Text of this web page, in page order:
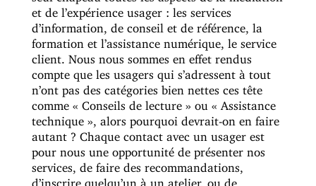
et de l’expérience usager : les services
d’information, de conseil et de référence, la
formation et l’assistance numérique, le service
client. Nous nous sommes en effet rendus
compte que les usagers qui s’adressent à tout
n’ont pas des catégories bien nettes ces tête
comme « Conseils de lecture » ou « Assistance
technique », alors pourquoi devrait-on en faire
autant ? Chaque contact avec un usager est
pour nous une opportunité de présenter nos
services, de faire des recommandations,
d’inscrire quelqu’un à un atelier, ou de